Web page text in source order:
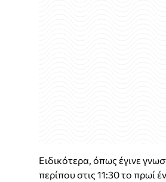
Ειδικότερα, όπως έγινε
περίπου στις 11:30 το πρωί